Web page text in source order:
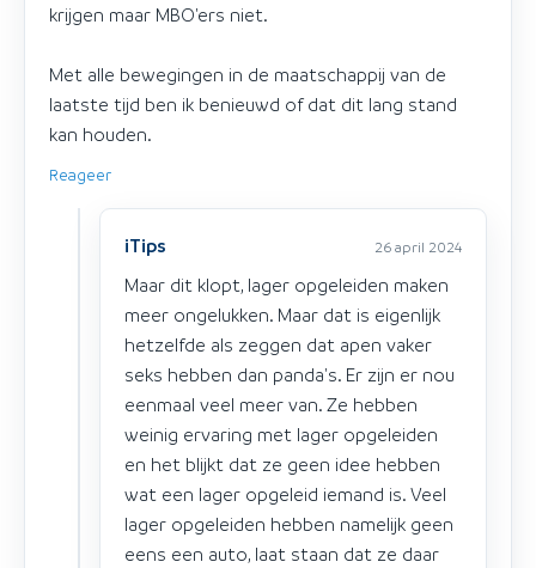
krijgen maar MBO'ers niet.
Met alle bewegingen in de maatschappij van de
laatste tijd ben ik benieuwd of dat dit lang stand
kan houden.
Reageer
iTips 26 april 2024
Maar dit klopt, lager opgeleiden maken
meer ongelukken. Maar dat is eigenlijk
hetzelfde als zeggen dat apen vaker
seks hebben dan panda's. Er zijn er nou
eenmaal veel meer van. Ze hebben
weinig ervaring met lager opgeleiden
en het blijkt dat ze geen idee hebben
wat een lager opgeleid iemand is. Veel
lager opgeleiden hebben namelijk geen
eens een auto, laat staan dat ze daar